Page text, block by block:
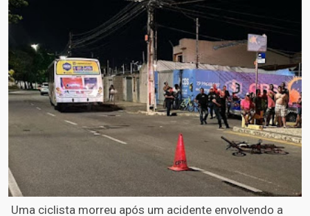
Uma ciclista morreu após um acidente envolvendo a